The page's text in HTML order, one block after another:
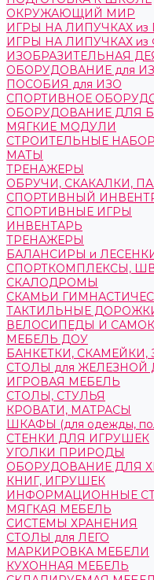
ОКРУЖАЮЩИЙ МИР
ИГРЫ НА ЛИПУЧКАХ из
ИГРЫ НА ЛИПУЧКАХ из
ИЗОБРАЗИТЕЛЬНАЯ
ОБОРУДОВАНИЕ для
ПОСОБИЯ для ИЗО
СПОРТИВНОЕ
ОБОРУДОВАНИЕ ДЛЯ
МЯГКИЕ МОДУЛИ
СТРОИТЕЛЬНЫЕ
МАТЫ
ТРЕНАЖЕРЫ
ОБРУЧИ, СКАКАЛКИ,
СПОРТИВНЫЙ
СПОРТИВНЫЕ ИГРЫ
ИНВЕНТАРЬ
ТРЕНАЖЕРЫ
БАЛАНСИРЫ и
СПОРТКОМПЛЕКСЫ,
СКАЛОДРОМЫ
СКАМЬИ
ТАКТИЛЬНЫЕ
ВЕЛОСИПЕДЫ И
МЕБЕЛЬ ДОУ
БАНКЕТКИ,
СТОЛЫ для ЖЕЛЕЗНОЙ
ИГРОВАЯ МЕБЕЛЬ
СТОЛЫ, СТУЛЬЯ
КРОВАТИ, МАТРАСЫ
ШКАФЫ (для одежды,
СТЕНКИ ДЛЯ ИГРУШЕК
УГОЛКИ ПРИРОДЫ
ОБОРУДОВАНИЕ ДЛЯ
КНИГ, ИГРУШЕК
ИНФОРМАЦИОННЫЕ
МЯГКАЯ МЕБЕЛЬ
СИСТЕМЫ ХРАНЕНИЯ
СТОЛЫ для ЛЕГО
МАРКИРОВКА МЕБЕЛИ
КУХОННАЯ МЕБЕЛЬ